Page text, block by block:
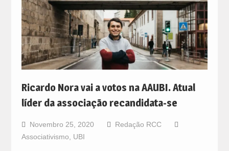
Ricardo Nora vai a votos na AAUBI. Atual
líder da associação recandidata-se
Novembro 25, 2020
Redação RCC
Associativismo
UBI